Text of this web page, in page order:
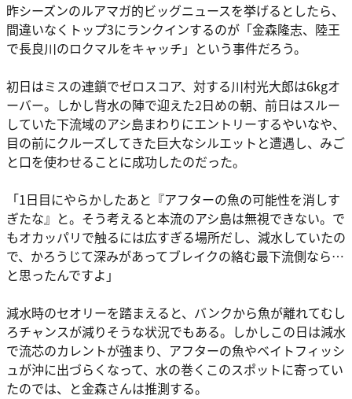
昨シーズンのルアマガ的ビッグニュースを挙げるとしたら、
間違いなくトップ3にランクインするのが「金森隆志、陸王
で長良川のロクマルをキャッチ」という事件だろう。
初日はミスの連鎖でゼロスコア、対する川村光大郎は6kgオ
ーバー。しかし背水の陣で迎えた2日めの朝、前日はスルー
していた下流域のアシ島まわりにエントリーするやいなや、
目の前にクルーズしてきた巨大なシルエットと遭遇し、みご
と口を使わせることに成功したのだった。
「1日目にやらかしたあと『アフターの魚の可能性を消しす
ぎたな』と。そう考えると本流のアシ島は無視できない。で
もオカッパリで触るには広すぎる場所だし、減水していたの
で、かろうじて深みがあってブレイクの絡む最下流側なら…
と思ったんですよ」
減水時のセオリーを踏まえると、バンクから魚が離れてむし
ろチャンスが減りそうな状況でもある。しかしこの日は減水
で流芯のカレントが強まり、アフターの魚やベイトフィッシ
ュが沖に出づらくなって、水の巻くこのスポットに寄ってい
たのでは、と金森さんは推測する。